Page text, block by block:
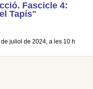
Fascicle 4:
Tapís"
juliol de 2024, a les 10 h